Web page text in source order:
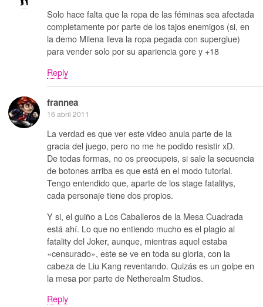
Solo hace falta que la ropa de las féminas sea afectada
completamente por parte de los tajos enemigos (si, en
la demo Milena lleva la ropa pegada con superglue)
para vender solo por su apariencia gore y +18
Reply
frannea
16 abril 2011
La verdad es que ver este video anula parte de la
gracia del juego, pero no me he podido resistir xD.
De todas formas, no os preocupeis, si sale la secuencia
de botones arriba es que está en el modo tutorial.
Tengo entendido que, aparte de los stage fatalitys,
cada personaje tiene dos propios.
Y si, el guiño a Los Caballeros de la Mesa Cuadrada
está ahí. Lo que no entiendo mucho es el plagio al
fatality del Joker, aunque, mientras aquel estaba
«censurado», este se ve en toda su gloria, con la
cabeza de Liu Kang reventando. Quizás es un golpe en
la mesa por parte de Netherealm Studios.
Reply